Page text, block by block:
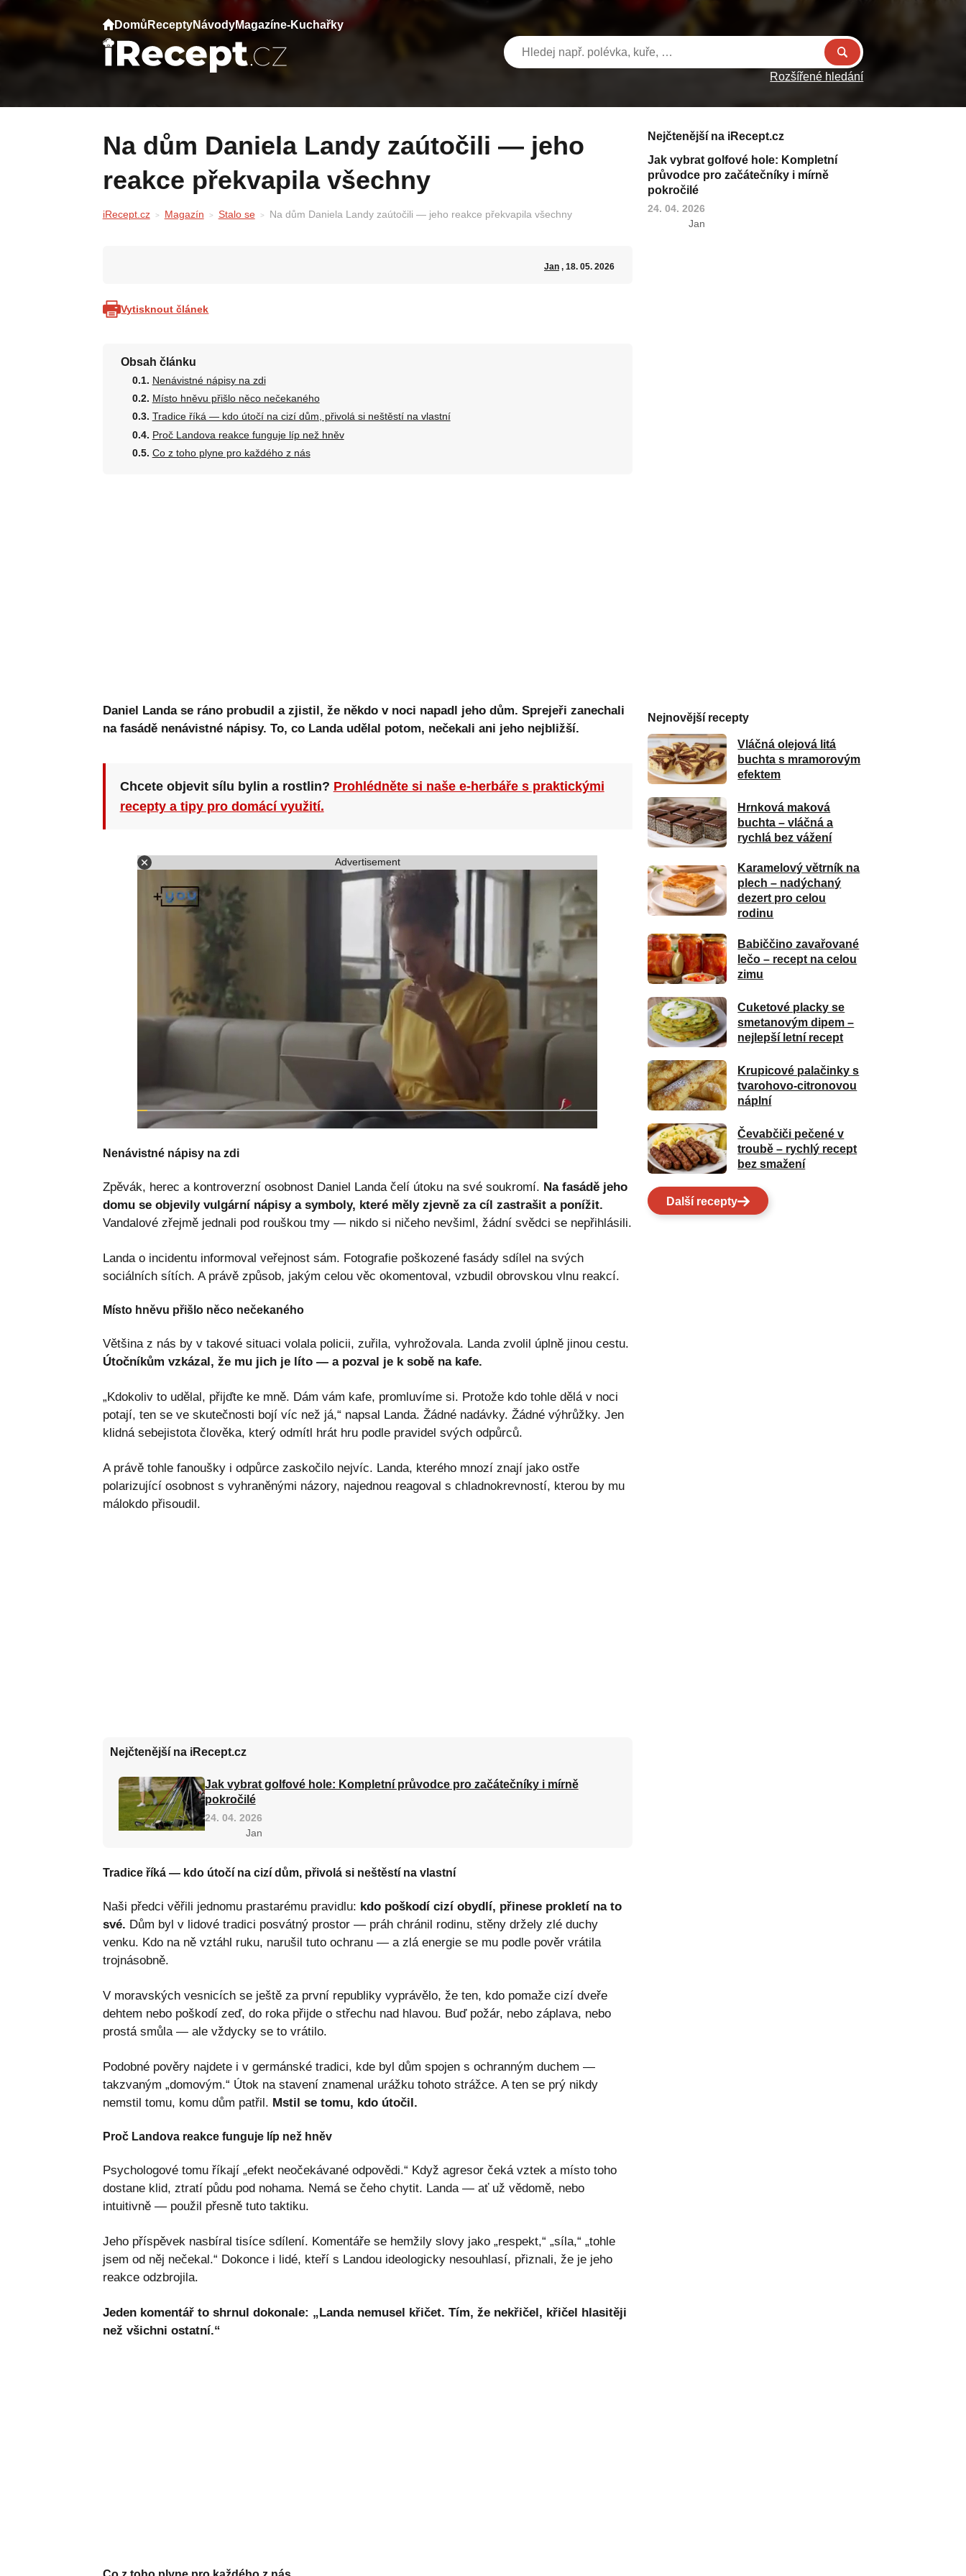
Domů ReceptyNávodyMagazíne-Kuchařky
Rozšířené hledání
Na dům Daniela Landy zaútočili — jeho
reakce překvapila všechny
iRecept.cz Magazín Stalo se Na dům Daniela Landy zaútočili — jeho reakce překvapila všechny
Jan, 18. 05. 2026
Vytisknout článek
Obsah článku
Nenávistné nápisy na zdi
Místo hněvu přišlo něco nečekaného
Tradice říká — kdo útočí na cizí dům, přivolá si neštěstí na vlastní
Proč Landova reakce funguje líp než hněv
Co z toho plyne pro každého z nás
Daniel Landa se ráno probudil a zjistil, že někdo v noci napadl jeho dům. Sprejeři zanechali
na fasádě nenávistné nápisy. To, co Landa udělal potom, nečekali ani jeho nejbližší.
Chcete objevit sílu bylin a rostlin? Prohlédněte si naše e-herbáře s praktickými
recepty a tipy pro domácí využití.
Advertisement
Nenávistné nápisy na zdi
Zpěvák, herec a kontroverzní osobnost Daniel Landa čelí útoku na své soukromí. Na fasádě jeho
domu se objevily vulgární nápisy a symboly, které měly zjevně za cíl zastrašit a ponížit.
Vandalové zřejmě jednali pod rouškou tmy — nikdo si ničeho nevšiml, žádní svědci se nepřihlásili.
Landa o incidentu informoval veřejnost sám. Fotografie poškozené fasády sdílel na svých
sociálních sítích. A právě způsob, jakým celou věc okomentoval, vzbudil obrovskou vlnu reakcí.
Místo hněvu přišlo něco nečekaného
Většina z nás by v takové situaci volala policii, zuřila, vyhrožovala. Landa zvolil úplně jinou cestu.
Útočníkům vzkázal, že mu jich je líto — a pozval je k sobě na kafe.
„Kdokoliv to udělal, přijďte ke mně. Dám vám kafe, promluvíme si. Protože kdo tohle dělá v noci
potají, ten se ve skutečnosti bojí víc než já,“ napsal Landa. Žádné nadávky. Žádné výhrůžky. Jen
klidná sebejistota člověka, který odmítl hrát hru podle pravidel svých odpůrců.
A právě tohle fanoušky i odpůrce zaskočilo nejvíc. Landa, kterého mnozí znají jako ostře
polarizující osobnost s vyhraněnými názory, najednou reagoval s chladnokrevností, kterou by mu
málokdo přisoudil.
Nejčtenější na iRecept.cz
Jak vybrat golfové hole: Kompletní průvodce pro začátečníky i mírně
pokročilé
24. 04. 2026
Jan
Tradice říká — kdo útočí na cizí dům, přivolá si neštěstí na vlastní
Naši předci věřili jednomu prastarému pravidlu: kdo poškodí cizí obydlí, přinese prokletí na to
své. Dům byl v lidové tradici posvátný prostor — práh chránil rodinu, stěny držely zlé duchy
venku. Kdo na ně vztáhl ruku, narušil tuto ochranu — a zlá energie se mu podle pověr vrátila
trojnásobně.
V moravských vesnicích se ještě za první republiky vyprávělo, že ten, kdo pomaže cizí dveře
dehtem nebo poškodí zeď, do roka přijde o střechu nad hlavou. Buď požár, nebo záplava, nebo
prostá smůla — ale vždycky se to vrátilo.
Podobné pověry najdete i v germánské tradici, kde byl dům spojen s ochranným duchem —
takzvaným „domovým.“ Útok na stavení znamenal urážku tohoto strážce. A ten se prý nikdy
nemstil tomu, komu dům patřil. Mstil se tomu, kdo útočil.
Proč Landova reakce funguje líp než hněv
Psychologové tomu říkají „efekt neočekávané odpovědi.“ Když agresor čeká vztek a místo toho
dostane klid, ztratí půdu pod nohama. Nemá se čeho chytit. Landa — ať už vědomě, nebo
intuitivně — použil přesně tuto taktiku.
Jeho příspěvek nasbíral tisíce sdílení. Komentáře se hemžily slovy jako „respekt,“ „síla,“ „tohle
jsem od něj nečekal.“ Dokonce i lidé, kteří s Landou ideologicky nesouhlasí, přiznali, že je jeho
reakce odzbrojila.
Jeden komentář to shrnul dokonale: „Landa nemusel křičet. Tím, že nekřičel, křičel hlasitěji
než všichni ostatní.“
Nejčtenější na iRecept.cz
Jak vybrat golfové hole: Kompletní
průvodce pro začátečníky i mírně
pokročilé
24. 04. 2026
Jan
Nejnovější recepty
Vláčná olejová litá
buchta s mramorovým
efektem
Hrnková maková
buchta – vláčná a
rychlá bez vážení
Karamelový větrník na
plech – nadýchaný
dezert pro celou
rodinu
Babiččino zavařované
lečo – recept na celou
zimu
Cuketové placky se
smetanovým dipem –
nejlepší letní recept
Krupicové palačinky s
tvarohovo-citronovou
náplní
Čevabčiči pečené v
troubě – rychlý recept
bez smažení
Další recepty